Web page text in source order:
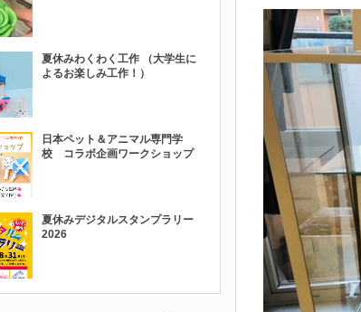
夏休みわくわく工作 （大学生に
よるお楽しみ工作！）
日本ペット＆アニマル専門学
校 コラボ企画ワークショップ
夏休みデジタルスタンプラリー
2026